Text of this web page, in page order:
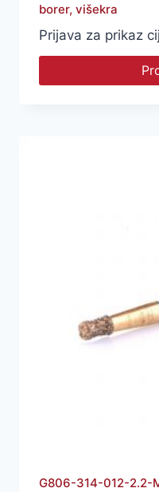
borer, višekra
Prijava za prikaz
G806-314-012-2.2-